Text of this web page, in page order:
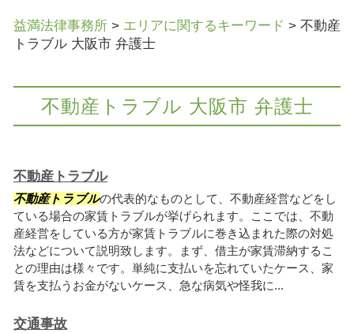
益満法律事務所 > エリアに関するキーワード > 不動産
トラブル 大阪市 弁護士
不動産トラブル 大阪市 弁護士
不動産トラブル
不動産トラブルの代表的なものとして、不動産経営などをし
ている場合の家賃トラブルが挙げられます。ここでは、不動
産経営をしている方が家賃トラブルに巻き込まれた際の対処
法などについて説明致します。まず、借主が家賃滞納するこ
との理由は様々です。単純に支払いを忘れていたケース、家
賃を支払うお金がないケース、急な病気や怪我に...
交通事故